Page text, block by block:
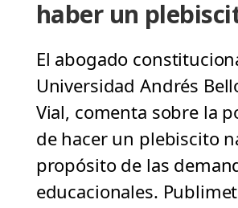
haber un
El abogado
Universidad Andrés
Vial, comenta sobre la
de hacer un plebiscito
propósito de las
educacionales.